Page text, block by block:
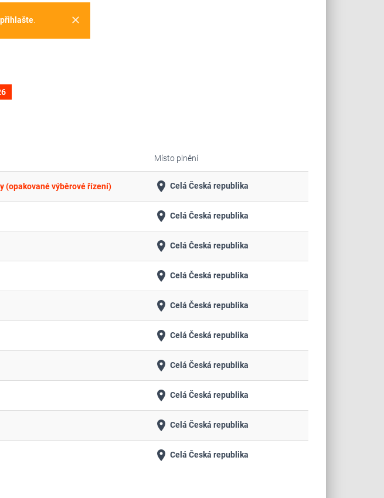
clear
.
Místo plnění
(opakované výběrové řízení) place Celá Česká republika
place Celá Česká republika
place Celá Česká republika
place Celá Česká republika
place Celá Česká republika
place Celá Česká republika
place Celá Česká republika
place Celá Česká republika
place Celá Česká republika
place Celá Česká republika